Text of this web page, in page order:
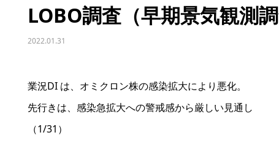
LOBO調査（早期景気観測
2022.01.31
業況DI は、オミクロン株の感染拡大により悪化。
先行きは、感染急拡大への警戒感から厳しい見通し
（1/31）